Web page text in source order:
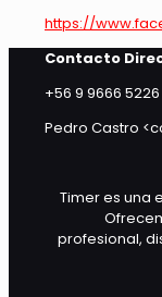
https://
Contacto
+56 9 9666 5226
Pedro Castro
Timer es una
profesional,